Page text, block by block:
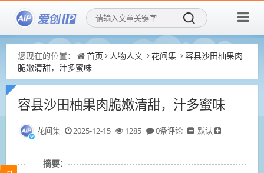
您现在的位置： 首页 人物人文 花间集
容县沙田柚果肉
脆嫩清甜，汁多蜜味
容县沙田柚果肉脆嫩清甜，汁多蜜味
花间集 2025-12-15 1285 0条评论 默认
摘要：